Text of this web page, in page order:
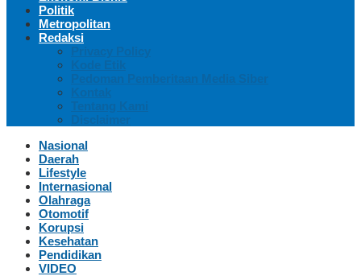
Politik
Metropolitan
Redaksi
Privacy Policy
Kode Etik
Pedoman Pemberitaan Media Siber
Kontak
Tentang Kami
Disclaimer
Nasional
Daerah
Lifestyle
Internasional
Olahraga
Otomotif
Korupsi
Kesehatan
Pendidikan
VIDEO